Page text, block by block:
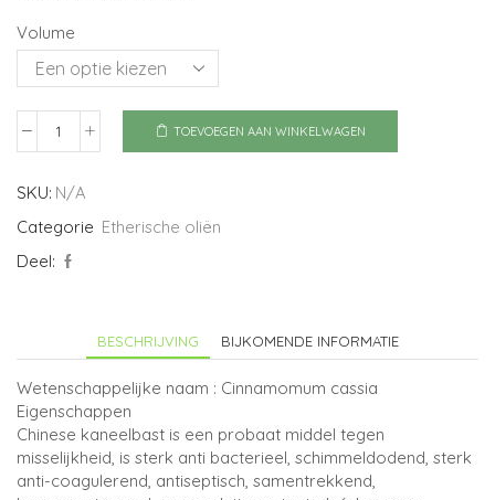
Volume
Kaneel
Chinese
TOEVOEGEN AAN WINKELWAGEN
SKU: N/A
Categorie Etherische oliën
Deel:
BESCHRIJVING BIJKOMENDE INFORMATIE
Wetenschappelijke naam : Cinnamomum cassia
Eigenschappen
Chinese kaneelbast is een probaat middel tegen
misselijkheid, is sterk anti bacterieel, schimmeldodend, sterk
anti-coagulerend, antiseptisch, samentrekkend,